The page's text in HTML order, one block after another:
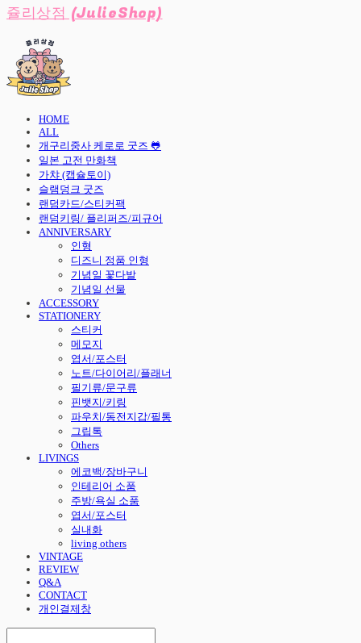
쥴리상점 (JulieShop)
HOME
ALL
개구리중사 케로로 굿즈 🐸
일본 고전 만화책
가챠 (캡슐토이)
슬램덩크 굿즈
랜덤카드/스티커팩
랜덤키링/ 플리퍼즈/피규어
ANNIVERSARY
인형
디즈니 정품 인형
기념일 꽃다발
기념일 선물
ACCESSORY
STATIONERY
스티커
메모지
엽서/포스터
노트/다이어리/플래너
필기류/문구류
핀뱃지/키링
파우치/동전지갑/필통
그립톡
Others
LIVINGS
에코백/장바구니
인테리어 소품
주방/욕실 소품
엽서/포스터
실내화
living others
VINTAGE
REVIEW
Q&A
CONTACT
개인결제창